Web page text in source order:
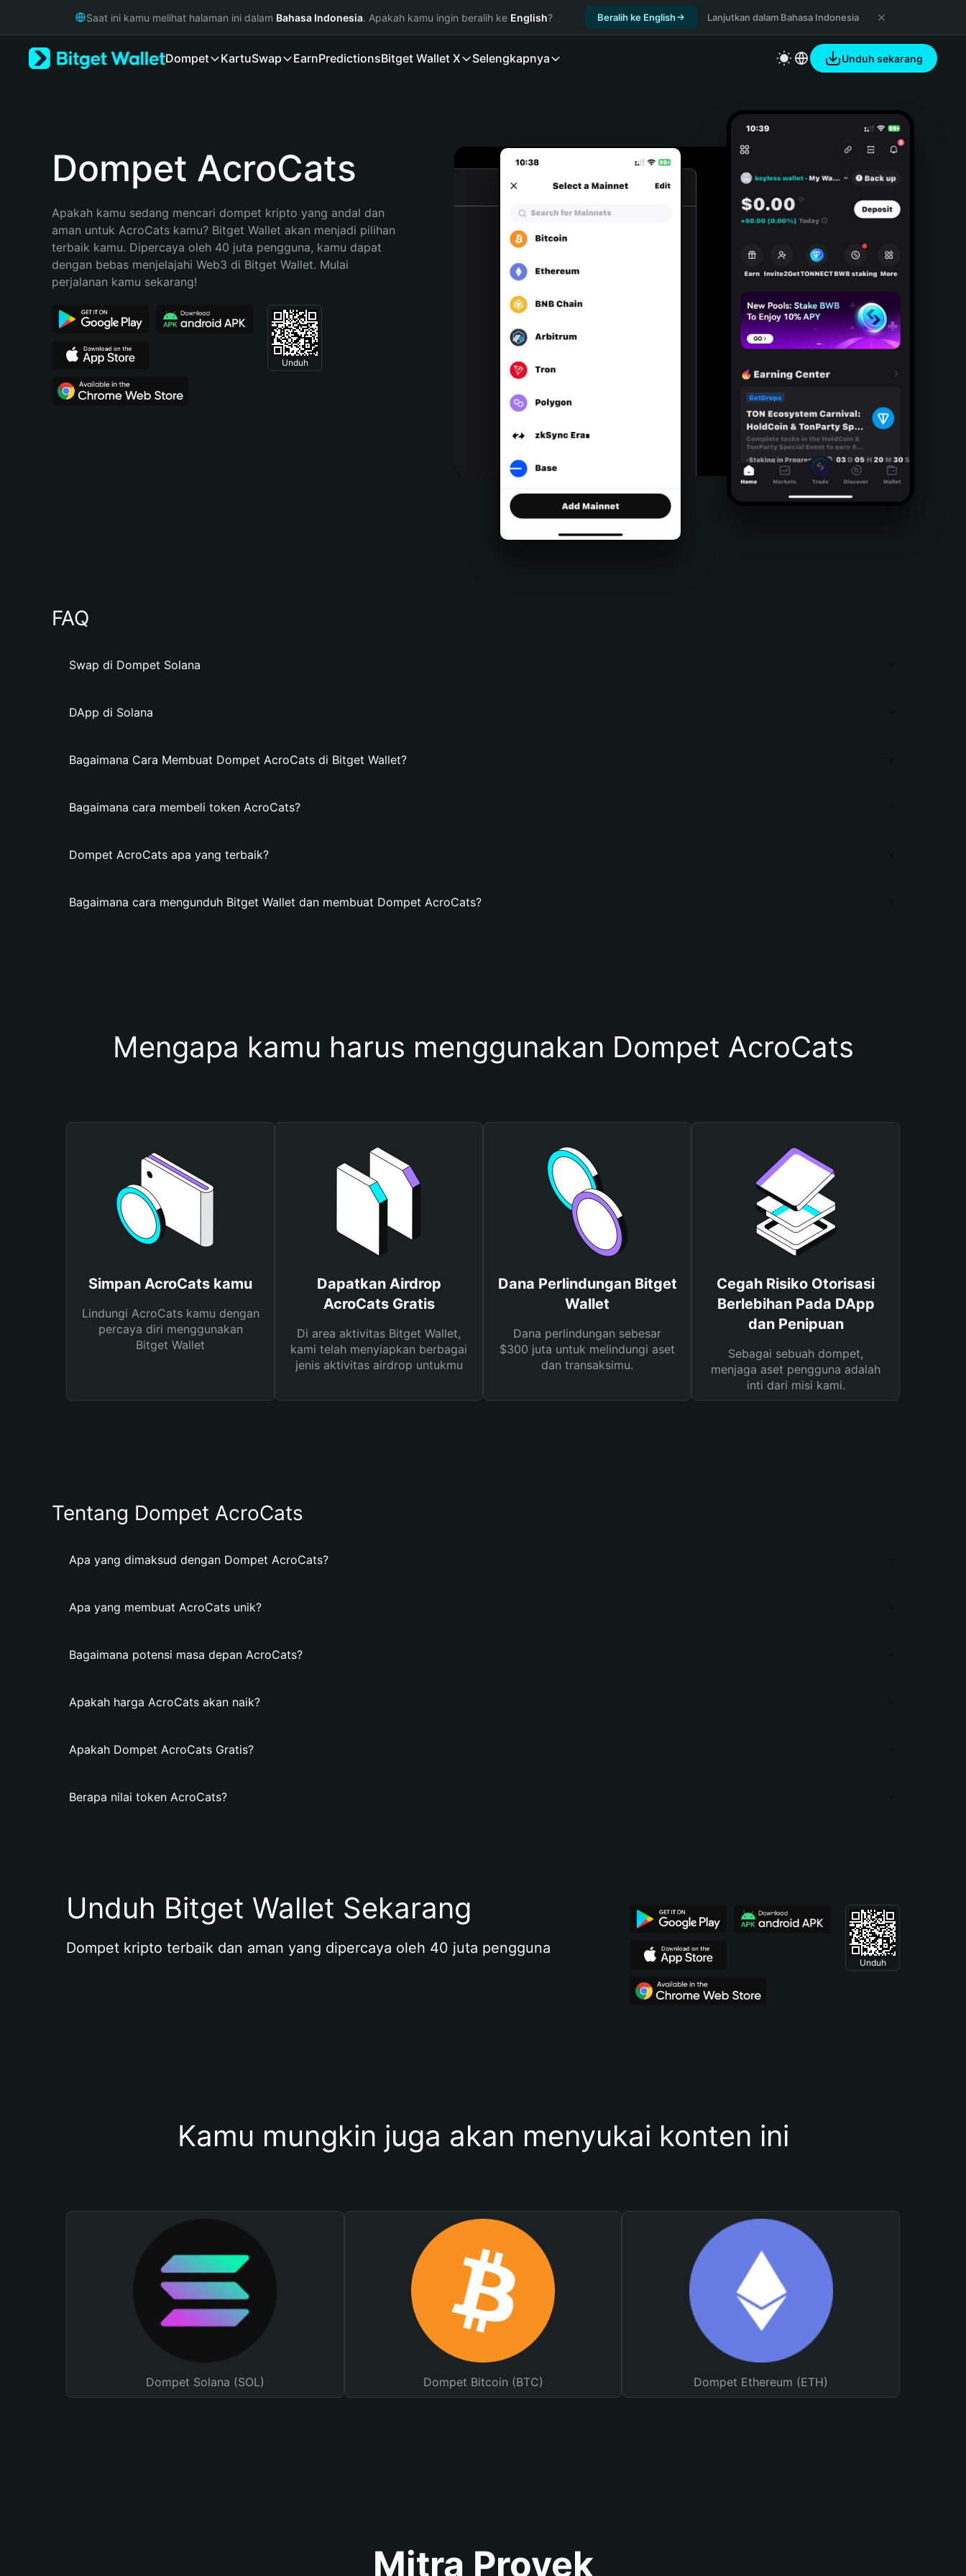
Русский
Bahasa Indonesia
Español (Argentina)
Saat ini kamu melihat halaman ini dalam Bahasa Indonesia. Apakah kamu ingin beralih ke English? Beralih ke English Lanjutkan dalam Bahasa Indonesia
Dompet KartuSwap EarnPredictionsBitget Wallet X Selengkapnya Unduh sekarang
Dompet AcroCats
Apakah kamu sedang mencari dompet kripto yang andal dan
aman untuk AcroCats kamu? Bitget Wallet akan menjadi pilihan
terbaik kamu. Dipercaya oleh 40 juta pengguna, kamu dapat
dengan bebas menjelajahi Web3 di Bitget Wallet. Mulai
perjalanan kamu sekarang!
Unduh
FAQ
Swap di Dompet Solana
DApp di Solana
Bagaimana Cara Membuat Dompet AcroCats di Bitget Wallet?
Bagaimana cara membeli token AcroCats?
Dompet AcroCats apa yang terbaik?
Bagaimana cara mengunduh Bitget Wallet dan membuat Dompet AcroCats?
Mengapa kamu harus menggunakan Dompet AcroCats
Simpan AcroCats kamu
Lindungi AcroCats kamu dengan
percaya diri menggunakan
Bitget Wallet
Dapatkan Airdrop
AcroCats Gratis
Di area aktivitas Bitget Wallet,
kami telah menyiapkan berbagai
jenis aktivitas airdrop untukmu
Dana Perlindungan Bitget
Wallet
Dana perlindungan sebesar
$300 juta untuk melindungi aset
dan transaksimu.
Cegah Risiko Otorisasi
Berlebihan Pada DApp
dan Penipuan
Sebagai sebuah dompet,
menjaga aset pengguna adalah
inti dari misi kami.
Tentang Dompet AcroCats
Apa yang dimaksud dengan Dompet AcroCats?
Apa yang membuat AcroCats unik?
Bagaimana potensi masa depan AcroCats?
Apakah harga AcroCats akan naik?
Apakah Dompet AcroCats Gratis?
Berapa nilai token AcroCats?
Unduh Bitget Wallet Sekarang
Dompet kripto terbaik dan aman yang dipercaya oleh 40 juta pengguna
Unduh
Kamu mungkin juga akan menyukai konten ini
Dompet Solana (SOL) Dompet Bitcoin (BTC) Dompet Ethereum (ETH)
Mitra Proyek